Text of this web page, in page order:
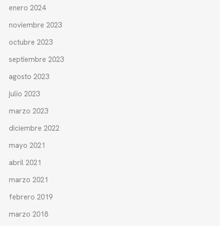
enero 2024
noviembre 2023
octubre 2023
septiembre 2023
agosto 2023
julio 2023
marzo 2023
diciembre 2022
mayo 2021
abril 2021
marzo 2021
febrero 2019
marzo 2018